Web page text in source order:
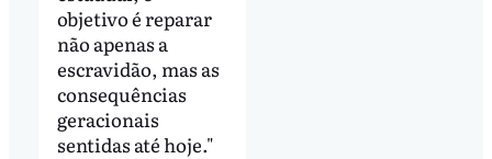
objetivo é reparar
não apenas a
escravidão, mas as
consequências
geracionais
sentidas até hoje."